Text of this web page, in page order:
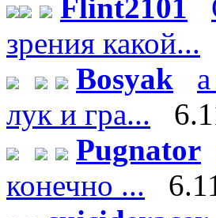
Flint2101
зрения какой...
Bosyak
лук и гра...
Pugnator
конечно ...